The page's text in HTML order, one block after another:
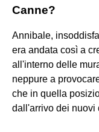
Canne?
Annibale,
era andata così a
all'interno delle
neppure a
che in quella
dall'arrivo dei nuovi